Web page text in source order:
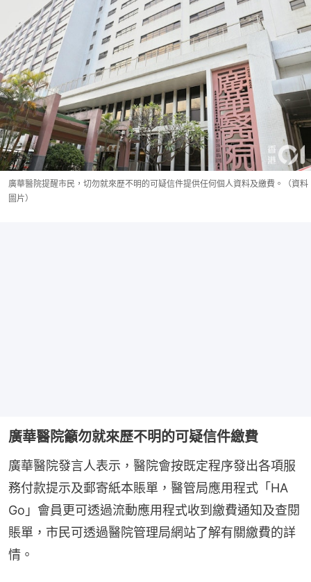
廣華醫院提醒市民，切勿就來歷不明的可疑信件提供任何個人資料及繳費。（資料
圖片）
廣華醫院籲勿就來歷不明的可疑信件繳費
廣華醫院發言人表示，醫院會按既定程序發出各項服
務付款提示及郵寄紙本賬單，醫管局應用程式「HA
Go」會員更可透過流動應用程式收到繳費通知及查閱
賬單，市民可透過醫院管理局網站了解有關繳費的詳
情。